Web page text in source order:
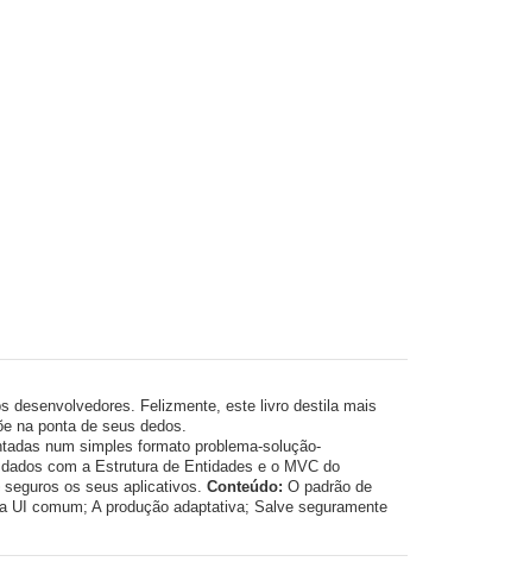
desenvolvedores. Felizmente, este livro destila mais
na ponta de seus dedos.
num simples formato problema-solução-
com a Estrutura de Entidades e o MVC do
seguros os seus aplicativos. Conteúdo: O padrão de
comum; A produção adaptativa; Salve seguramente